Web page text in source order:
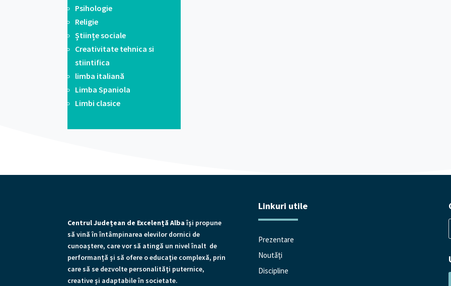
Psihologie
Religie
Științe sociale
Creativitate tehnica si
stiintifica
limba italiană
Limba Spaniola
Limbi clasice
Centrul Județean de Excelență Albaîşi propune
să vină în întâmpinarea elevilor dornici de
cunoaștere, care vor să atingă un nivel înalt de
performanță și să ofere o educaţie complexă, prin
care să se dezvolte personalităţi puternice,
creative şi adaptabile în societate.
Linkuri utile
Prezentare
Noutăți
Discipline